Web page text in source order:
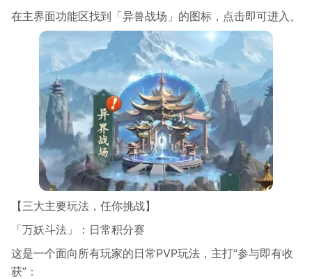
在主界面功能区找到「异兽战场」的图标，点击即可进入。
【三大主要玩法，任你挑战】
「万妖斗法」：日常积分赛
这是一个面向所有玩家的日常PVP玩法，主打“参与即有收
获”：